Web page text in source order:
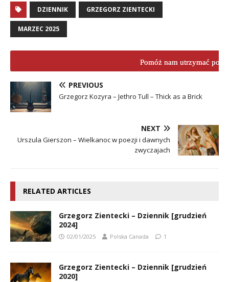
DZIENNIK GRZEGORZ ZIENTECKI
MARZEC 2025
Pomóż nam utrzymać
PREVIOUS
Grzegorz Kozyra – Jethro Tull – Thick as a Brick
NEXT
Urszula Gierszon – Wielkanoc w poezji i dawnych
zwyczajach
RELATED ARTICLES
Grzegorz Zientecki – Dziennik [grudzień
2024]
02/01/2025 Polska Canada 1
Grzegorz Zientecki – Dziennik [grudzień
2020]